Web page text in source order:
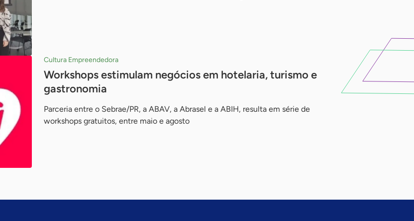
Cultura Empreendedora
Workshops estimulam negócios em hotelaria, turismo e
gastronomia
Parceria entre o Sebrae/PR, a ABAV, a Abrasel e a ABIH, resulta em série de
workshops gratuitos, entre maio e agosto